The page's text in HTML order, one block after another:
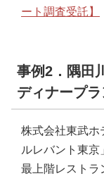
ート調査受託】
事例2．隅田
ディナープ
株式会社東武ホ
ルレバント東
最上階レストラ